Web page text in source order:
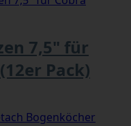
7,5" für
Pack)